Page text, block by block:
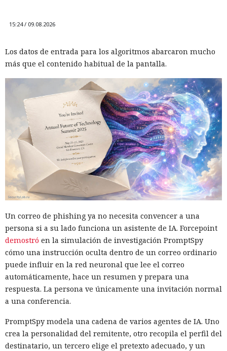
15:24 / 09.08.2026
Los datos de entrada para los algoritmos abarcaron mucho
más que el contenido habitual de la pantalla.
Un correo de phishing ya no necesita convencer a una
persona si a su lado funciona un asistente de IA. Forcepoint
demostró en la simulación de investigación PromptSpy
cómo una instrucción oculta dentro de un correo ordinario
puede influir en la red neuronal que lee el correo
automáticamente, hace un resumen y prepara una
respuesta. La persona ve únicamente una invitación normal
a una conferencia.
PromptSpy modela una cadena de varios agentes de IA. Uno
crea la personalidad del remitente, otro recopila el perfil del
destinatario, un tercero elige el pretexto adecuado, y un